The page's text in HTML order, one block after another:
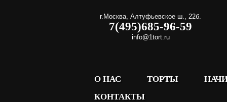
г.Москва, Алтуфьевское ш., 22б.
7(495)685-96-59
info@1tort.ru
О НАС ТОРТЫ
КОНТАКТЫ